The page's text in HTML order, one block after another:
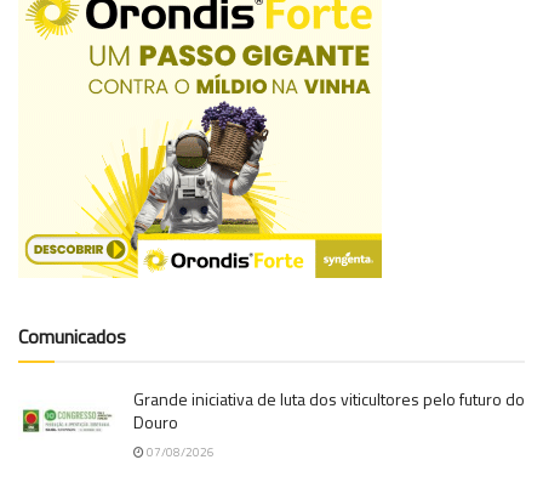
Comunicados
Grande iniciativa de luta dos viticultores pelo futuro do
Douro
07/08/2026